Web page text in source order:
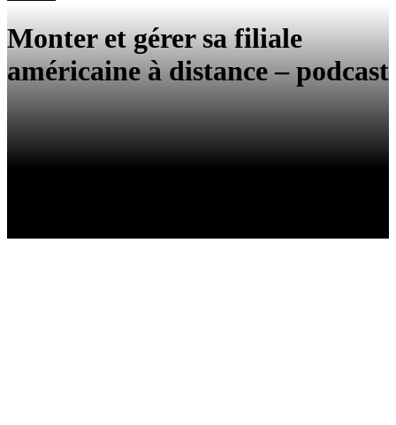
Monter et gérer sa filiale
américaine à distance – podcast